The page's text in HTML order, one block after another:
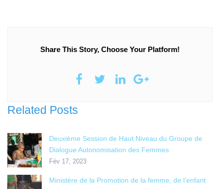
Share This Story, Choose Your Platform!
Related Posts
Deuxième Session de Haut Niveau du Groupe de
Dialogue Autonomisation des Femmes
Fév 17, 2023
Ministère de la Promotion de la femme, de l’enfant